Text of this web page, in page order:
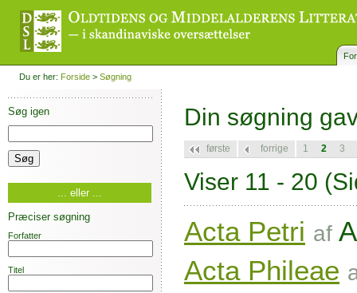
Du er her: Forside > Søgning
Søg igen
... eller ...
Præciser søgning
Forfatter
Titel
Din søgning
første forrige 1 2 3
Viser 11 - 20
Acta Petri af
Acta Phileae